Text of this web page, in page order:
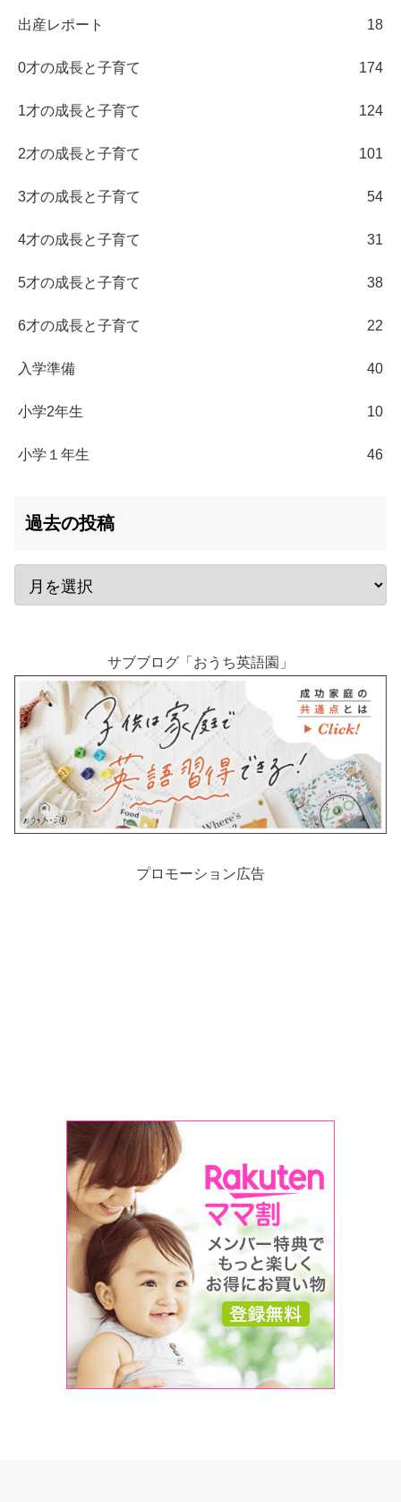
出産レポート 18
0才の成長と子育て 174
1才の成長と子育て 124
2才の成長と子育て 101
3才の成長と子育て 54
4才の成長と子育て 31
5才の成長と子育て 38
6才の成長と子育て 22
入学準備 40
小学2年生 10
小学１年生 46
過去の投稿
サブブログ「おうち英語園」
プロモーション広告